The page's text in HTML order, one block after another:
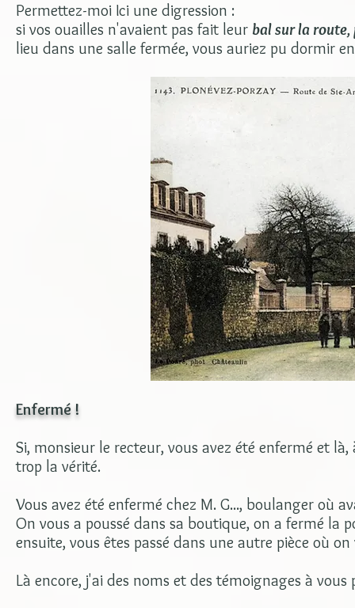
Permettez-moi Ici une digression :
si vos ouailles n'avaient pas fait leur bal sur la
lieu dans une salle fermée, vous auriez pu dormir
Enfermé !
Si, monsieur le recteur, vous avez été enfermé et
trop la vérité.
Vous avez été enfermé chez M. G..., boulanger où
On vous a poussé dans sa boutique, on a fermé la
ensuite, vous êtes passé dans une autre pièce où on
Là encore, j'ai des noms et des témoignages à vous